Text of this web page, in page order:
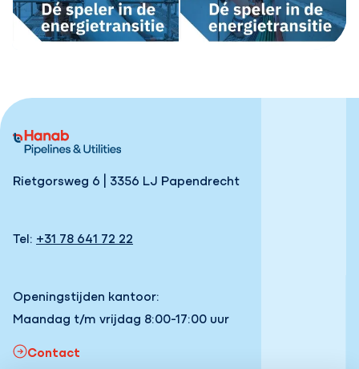
Rietgorsweg 6 | 3356 LJ Papendrecht
Tel: +31 78 641 72 22
Openingstijden kantoor:
Maandag t/m vrijdag 8:00-17:00 uur
Contact